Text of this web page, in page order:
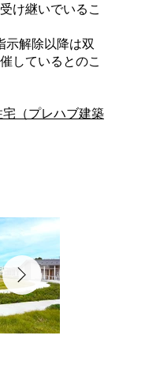
け継いでいるこ
示解除以降は双
しているとのこ
（プレハブ建築